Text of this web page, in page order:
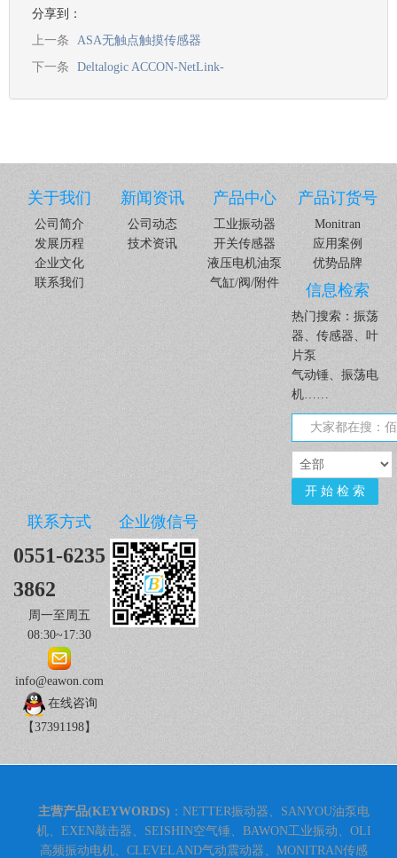
分享到：
上一条
ASA无触点触摸传感器
下一条
Deltalogic ACCON-NetLink-
关于我们
公司简介
发展历程
企业文化
联系我们
新闻资讯
公司动态
技术资讯
产品中心
工业振动器
开关传感器
液压电机油泵
气缸/阀/附件
产品订货号
Monitran
应用案例
优势品牌
信息检索
热门搜索：振荡
器、传感器、叶
片泵
气动锤、振荡电
机……
联系方式
0551-6235
3862
周一至周五
08:30~17:30
info@eawon.com
在线咨询
【37391198】
企业微信号
主营产品(KEYWORDS) ：NETTER振动器、SANYOU油泵电
机、EXEN敲击器、SEISHIN空气锤、BAWON工业振动、OLI
高频振动电机、CLEVELAND气动震动器、MONITRAN传感